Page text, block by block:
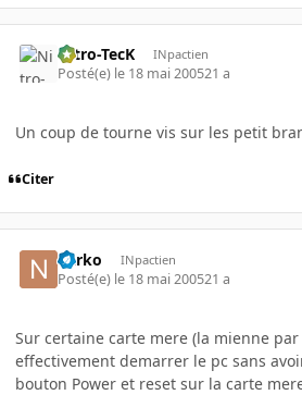
Nitro-TecK INpactien
Posté(e) le 18 mai 200521 a
Un coup de tourne vis sur les petit
Citer
narko INpactien
Posté(e) le 18 mai 200521 a
Sur certaine carte mere (la mienne
effectivement demarrer le pc sans
bouton Power et reset sur la carte